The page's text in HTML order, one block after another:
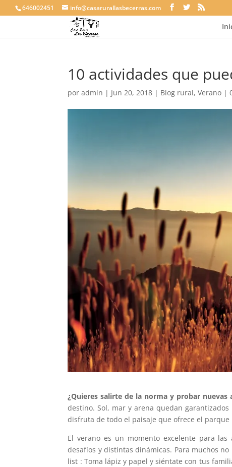
646002451 info@casarurallasbecerras.com
10 actividades que
poradmin | Jun 20, 2018 | Blog rural,Verano |
¿Quieres salirte de la norma y probar nuevas
destino. Sol, mar y arena quedan
disfruta de todo el paisaje que ofrece el parque
El verano es un momento excelente para
desafíos y distintas dinámicas. Para muchos
list : Toma lápiz y papel y siéntate con tus